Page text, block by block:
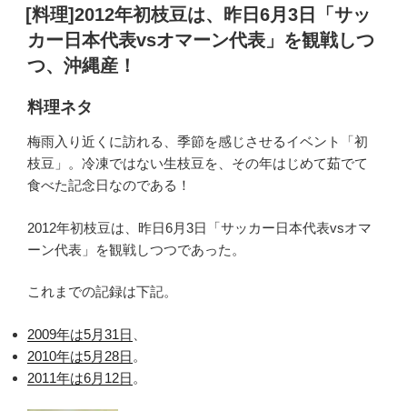
稿
日:
[料理]2012年初枝豆は、昨日6月3日「サッ
カー日本代表vsオマーン代表」を観戦しつ
つ、沖縄産！
料理ネタ
梅雨入り近くに訪れる、季節を感じさせるイベント「初
枝豆」。冷凍ではない生枝豆を、その年はじめて茹でて
食べた記念日なのである！
2012年初枝豆は、昨日6月3日「サッカー日本代表vsオマ
ーン代表」を観戦しつつであった。
これまでの記録は下記。
2009年は5月31日
2010年は5月28日 。
2011年は6月12日 。